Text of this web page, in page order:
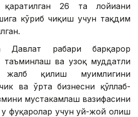
қаратилган 26 та лойиҳани
кўриб чиқиш учун тақдим
Давлат раҳбари барқарор
таъминлаш ва узоқ муддатли
жалб қилиш муҳимлигини
ва ўрта бизнесни қўллаб-
мустаҳкамлаш вазифасини
фуқаролар учун уй-жой олиш